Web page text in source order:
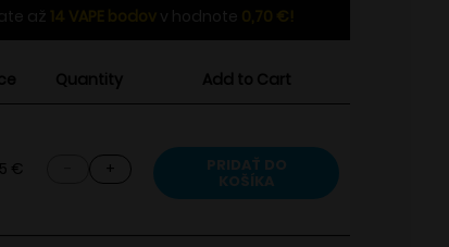
až 14 VAPE bodov v hodnote 0,70 €!
Quantity Add to Cart
€
množstvo
Vaporesso
PRIDAŤ DO
KOŠÍKA